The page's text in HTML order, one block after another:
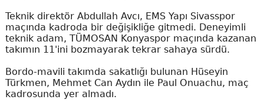
Teknik direktör Abdullah Avcı, EMS Yapı Sivasspor
maçında kadroda bir değişikliğe gitmedi. Deneyimli
teknik adam, TÜMOSAN Konyaspor maçında kazanan
takımın 11'ini bozmayarak tekrar sahaya sürdü.
Bordo-mavili takımda sakatlığı bulunan Hüseyin
Türkmen, Mehmet Can Aydın ile Paul Onuachu, maç
kadrosunda yer almadı.